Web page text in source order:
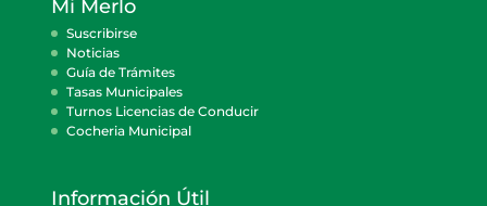
Mi Merlo
Suscribirse
Noticias
Guía de Trámites
Tasas Municipales
Turnos Licencias de Conducir
Cocheria Municipal
Información Útil